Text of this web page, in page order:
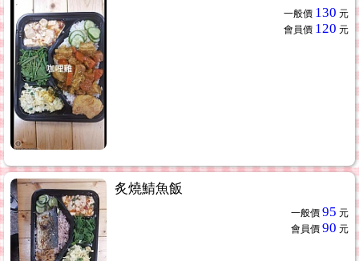
一般價 130 元
會員價 120 元
炙燒鯖魚飯
一般價 95 元
會員價 90 元